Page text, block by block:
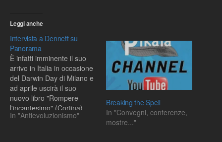
Leggi anche
Intervista a Dennett su
Panorama
È infatti imminente il suo
arrivo in Italia in occasione
del Darwin Day di Milano e
ad aprile uscirà il suo
nuovo libro "Rompere
l'incantesimo" (Cortina).
Nell'intervista, dal titolo
In "Antievoluzionismo"
Breaking the Spell
In "Convegni, conferenze,
mostre..."